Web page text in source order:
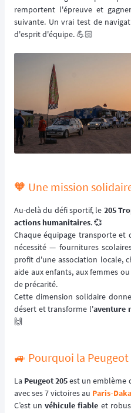
remportent l'épreuve et
suivante. Un vrai test de
d'esprit d'équipe. 💪🏻
🧡 Une mission
Au-delà du défi sportif, le 205
actions humanitaires. 💞
Chaque équipage transporte
nécessité — fournitures
profit d'une association locale,
aide aux enfants, aux femmes
de précarité.
Cette dimension solidaire
désert et transforme l'aventure
🙌
🚙 Pourquoi la Peugeot
La Peugeot 205est un emblème
avec ses 7 victoires au Paris-
C’est unvéhicule fiable et